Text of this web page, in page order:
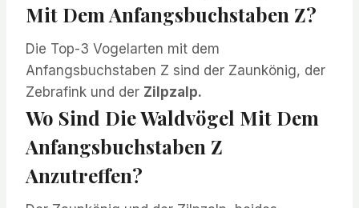
Mit Dem Anfangsbuchstaben Z?
Die Top-3 Vogelarten mit dem
Anfangsbuchstaben Z sind der Zaunkönig, der
Zebrafink und der Zilpzalp.
Wo Sind Die Waldvögel Mit Dem
Anfangsbuchstaben Z
Anzutreffen?